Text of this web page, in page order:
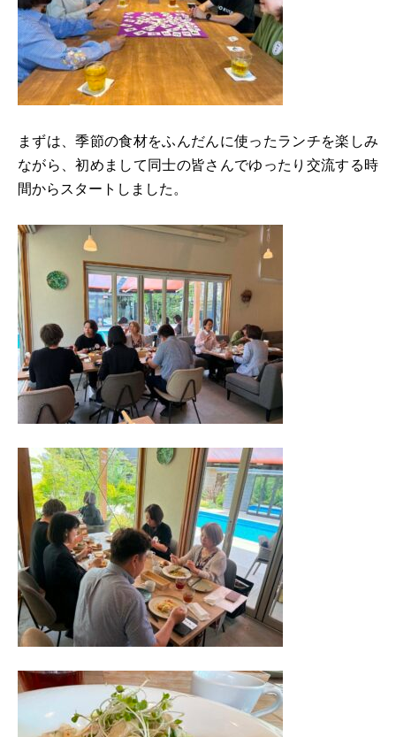
まずは、季節の食材をふんだんに使ったランチを楽しみ
ながら、初めまして同士の皆さんでゆったり交流する時
間からスタートしました。